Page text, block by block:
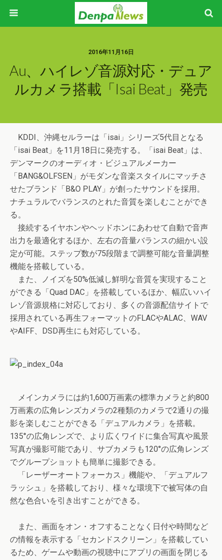
2016年11月16日
Au、ハイレゾ音源対応・デュア
ルカメラ搭載「isai Beat」発売
KDDI、沖縄セルラーは「isai」シリーズ5代目となる
「isai Beat」を11月18日に発売する。「isai Beat」は、
デンマークのオーディオ・ビジュアルメーカー
「BANG&OLFSEN」がモダンな音楽スタイルにマッチさ
せたブランド「B&O PLAY」が創ったサウンドを採用。
ナチュラルでバランスのとれた音質を楽しむことができ
る。
接続するイヤホンやヘッドホンにあわせて自動で音声
出力を最適化するほか、左右の音量バランスの細かい設
定が可能。ステップ数が75段階まで調整可能な音量調整
機能を搭載している。
また、ノイズを50%低減し鮮明な音質を実現すること
ができる「Quad DAC」を搭載しているほか、幅広いハイ
レゾ音源規格に対応しており、多くの音源配信サイトで
採用されている再生フォーマットのFLACやALAC、WAV
やAIFF、DSD再生にも対応している。
メインカメラには約1,600万画素の標準カメラと約800
万画素の広角レンズカメラの2種類のカメラで2通りの撮
影を楽しむことができる「デュアルカメラ」を搭載。
135°の広角レンズで、より広くワイドに集合写真や風景
写真が撮影可能であり、サブカメラも120°の広角レンズ
でグループショットも簡単に撮影できる。
「レーザーオートフォーカス」機能や、「デュアルフ
ラッシュ」を搭載しており、様々な環境下で被写体の自
然な色合いを引き出すことができる。
また、画面をオン・オフすることなく日付や時間など
の情報を表示する「セカンドスクリーン」を搭載してい
るため、ゲームや動画の視聴中にアプリの画面を閉じる